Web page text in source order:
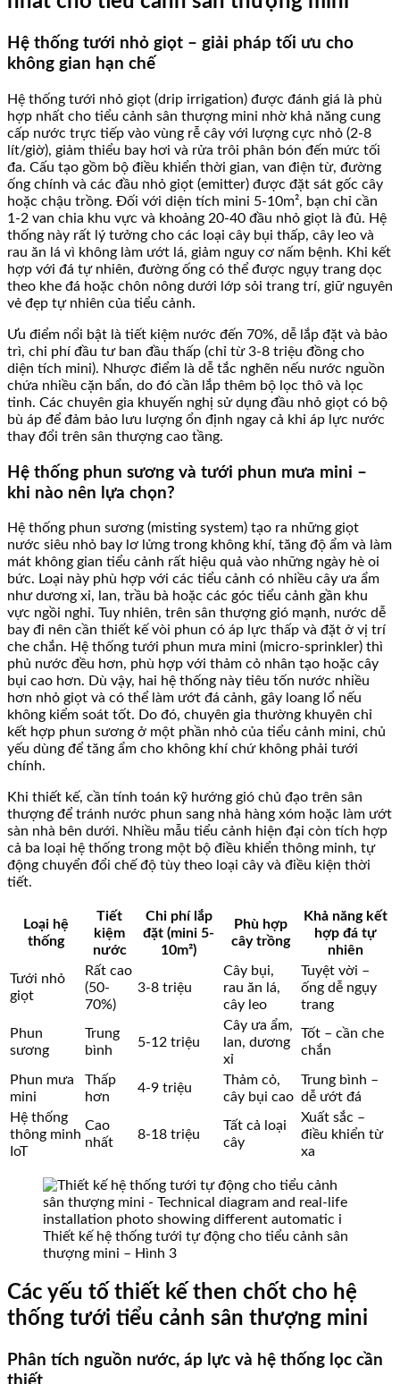
Hệ thống tưới nhỏ giọt – giải pháp tối ưu cho
không gian hạn chế
Hệ thống tưới nhỏ giọt (drip irrigation) được đánh giá là phù
hợp nhất cho tiểu cảnh sân thượng mini nhờ khả năng cung
cấp nước trực tiếp vào vùng rễ cây với lượng cực nhỏ (2-8
lít/giờ), giảm thiểu bay hơi và rửa trôi phân bón đến mức tối
đa. Cấu tạo gồm bộ điều khiển thời gian, van điện từ, đường
ống chính và các đầu nhỏ giọt (emitter) được đặt sát gốc cây
hoặc chậu trồng. Đối với diện tích mini 5-10m², bạn chỉ cần
1-2 van chia khu vực và khoảng 20-40 đầu nhỏ giọt là đủ. Hệ
thống này rất lý tưởng cho các loại cây bụi thấp, cây leo và
rau ăn lá vì không làm ướt lá, giảm nguy cơ nấm bệnh. Khi kết
hợp với đá tự nhiên, đường ống có thể được ngụy trang dọc
theo khe đá hoặc chôn nông dưới lớp sỏi trang trí, giữ nguyên
vẻ đẹp tự nhiên của tiểu cảnh.
Ưu điểm nổi bật là tiết kiệm nước đến 70%, dễ lắp đặt và bảo
trì, chi phí đầu tư ban đầu thấp (chỉ từ 3-8 triệu đồng cho
diện tích mini). Nhược điểm là dễ tắc nghẽn nếu nước nguồn
chứa nhiều cặn bẩn, do đó cần lắp thêm bộ lọc thô và lọc
tinh. Các chuyên gia khuyến nghị sử dụng đầu nhỏ giọt có bộ
bù áp để đảm bảo lưu lượng ổn định ngay cả khi áp lực nước
thay đổi trên sân thượng cao tầng.
Hệ thống phun sương và tưới phun mưa mini –
khi nào nên lựa chọn?
Hệ thống phun sương (misting system) tạo ra những giọt
nước siêu nhỏ bay lơ lửng trong không khí, tăng độ ẩm và làm
mát không gian tiểu cảnh rất hiệu quả vào những ngày hè oi
bức. Loại này phù hợp với các tiểu cảnh có nhiều cây ưa ẩm
như dương xỉ, lan, trầu bà hoặc các góc tiểu cảnh gần khu
vực ngồi nghỉ. Tuy nhiên, trên sân thượng gió mạnh, nước dễ
bay đi nên cần thiết kế vòi phun có áp lực thấp và đặt ở vị trí
che chắn. Hệ thống tưới phun mưa mini (micro-sprinkler) thì
phủ nước đều hơn, phù hợp với thảm cỏ nhân tạo hoặc cây
bụi cao hơn. Dù vậy, hai hệ thống này tiêu tốn nước nhiều
hơn nhỏ giọt và có thể làm ướt đá cảnh, gây loang lổ nếu
không kiểm soát tốt. Do đó, chuyên gia thường khuyên chỉ
kết hợp phun sương ở một phần nhỏ của tiểu cảnh mini, chủ
yếu dùng để tăng ẩm cho không khí chứ không phải tưới
chính.
Khi thiết kế, cần tính toán kỹ hướng gió chủ đạo trên sân
thượng để tránh nước phun sang nhà hàng xóm hoặc làm ướt
sàn nhà bên dưới. Nhiều mẫu tiểu cảnh hiện đại còn tích hợp
cả ba loại hệ thống trong một bộ điều khiển thông minh, tự
động chuyển đổi chế độ tùy theo loại cây và điều kiện thời
tiết.
Loại hệ
thống
Tiết
kiệm
nước
Chi phí lắp
đặt (mini 5-
10m²)
Phù hợp
cây trồng
Khả năng kết
hợp đá tự
nhiên
Tưới nhỏ
giọt
Rất cao
(50-
70%)
3-8 triệu
Cây bụi,
rau ăn lá,
cây leo
Tuyệt vời –
ống dễ ngụy
trang
Phun
sương
Trung
bình
5-12 triệu
Cây ưa ẩm,
lan, dương
xỉ
Tốt – cần che
chắn
Phun mưa
mini
Thấp
hơn
4-9 triệu
Thảm cỏ,
cây bụi cao
Trung bình –
dễ ướt đá
Hệ thống
thông minh
IoT
Cao
nhất
8-18 triệu
Tất cả loại
cây
Xuất sắc –
điều khiển từ
xa
Thiết kế hệ thống tưới tự động cho tiểu cảnh sân
thượng mini – Hình 3
Các yếu tố thiết kế then chốt cho hệ
thống tưới tiểu cảnh sân thượng mini
Phân tích nguồn nước, áp lực và hệ thống lọc cần